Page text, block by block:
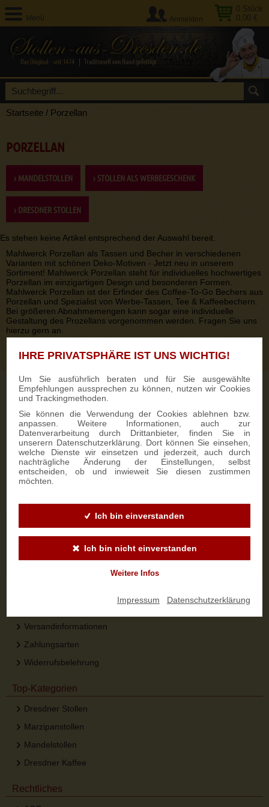
IHRE PRIVATSPHÄRE IST UNS WICHTIG!
Um Sie ausführlich beraten und für Sie ausgewählte
Empfehlungen aussprechen zu können, nutzen wir Cookies
und Trackingmethoden.
Sie können die Verwendung der Cookies ablehnen bzw.
anpassen. Weitere Informationen, auch zur
Datenverarbeitung durch Drittanbieter, finden Sie in
unserern Datenschutzerklärung. Dort können Sie einsehen,
welche Dienste wir einsetzen und jederzeit, auch durch
nachträgliche Änderung der Einstellungen, selbst
entscheiden, ob und inwieweit Sie diesen zustimmen
möchten.
Ich bin einverstanden
Ich bin nicht einverstanden
Weitere Infos
Impressum Datenschutzerklärung
Menü
0 Stück
0,00 €
Anmelden
Startseite / Porzellan
PORZELLAN
› MANDELSTOLLEN › STOLLEN ALS WERBEGESCHENK
› DRESDNER STOLLEN
Es stehen keine Artikel entsprechend der Auswahl bereit.
Mahlwerck Porzellan als Tassen und Becher in verschiedenen
Varianten mit schönen Deko-Motiven - Jetzt neu in unserem
Sortiment! Mahlwerck Porzellan steht für individuelles hochwertiges
Porzellan im einzigartigen Design und besonderen Formen.
Mahlwerck Porzellan ist der Erfinder des Coffee-To-Go Bechers aus
Porzellan und Spezialist von Werbe-Tassen, Tee & Kaffeebechern.
Bei größeren Abnahmemengen kann sogar eine individuelle
Gestaltung des Prozellans vorgenommen werden. Fragen Sie uns
hierzu gern an.
Wir versendenunsere
Spezialitäten
Unsere
Zahlungsmöglichkeiten
NEWSLETTER-ANMELDUNG
SIGN UP
Versandinformationen
Zahlungsarten
Widerrufsbelehrung
Top-Kategorien
Dresdner Stollen
Marzipanstollen
Mandelstollen
Dresdner Kaffee
Rechtliches